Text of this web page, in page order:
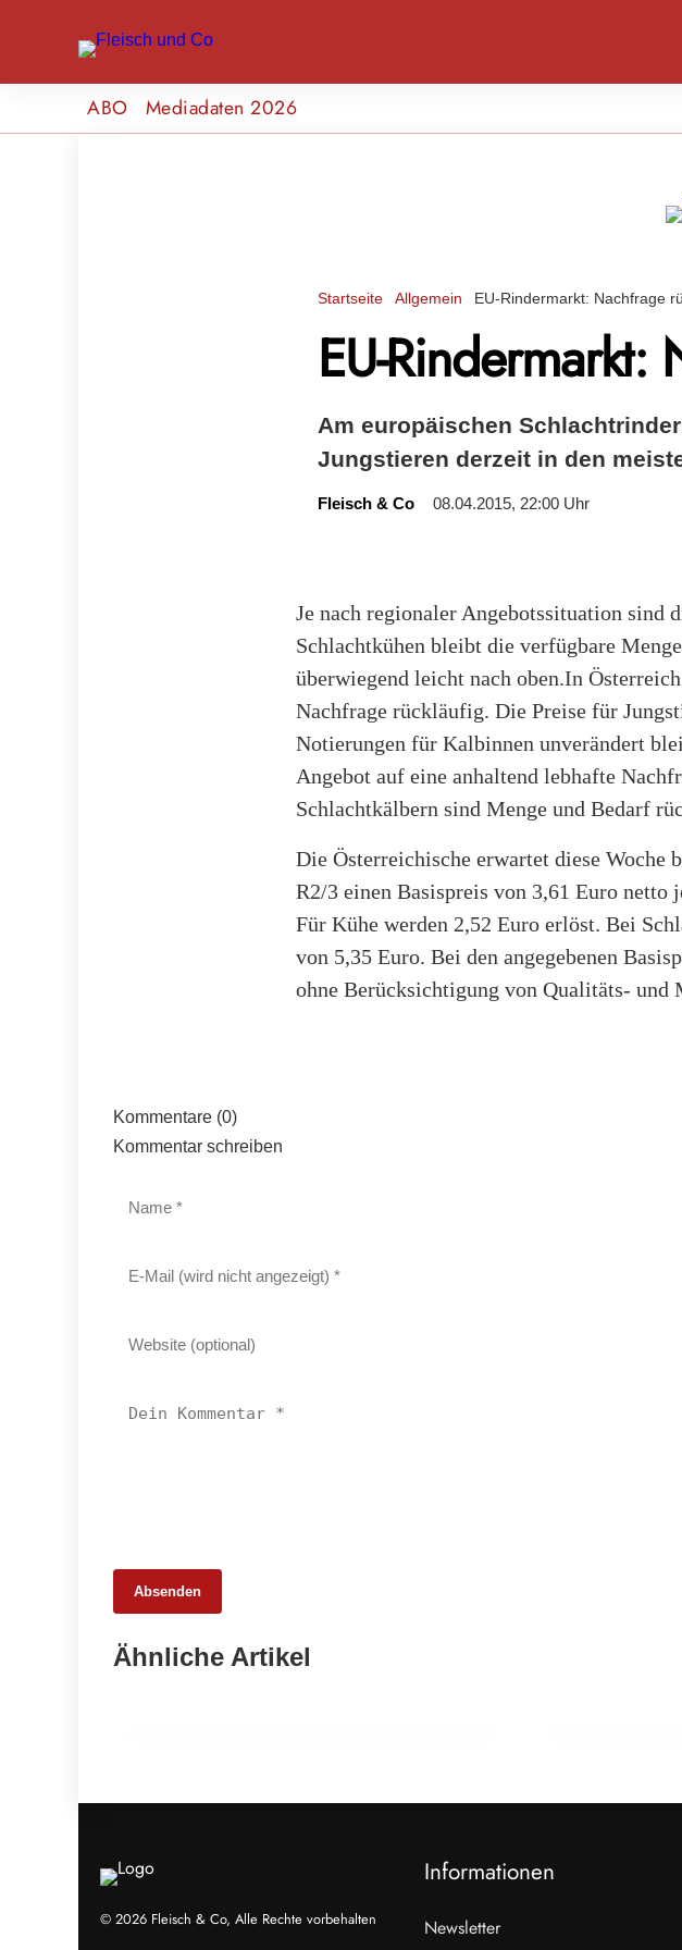
ABO Mediadaten 2026
Startseite Allgemein EU-Rindermarkt: Nachfrage
EU-
Am europäischen
Jungstieren derzeit in den
Fleisch & Co 08.04.2015, 22:00 Uhr
Je nach regionaler Angebotssituation
Schlachtkühen bleibt die verfügbare
überwiegend leicht nach oben.In
Nachfrage rückläufig. Die Preise für
Notierungen für Kalbinnen unverändert
Angebot auf eine anhaltend lebhafte
Schlachtkälbern sind Menge und Bedarf
Die Österreichische erwartet diese Woche
R2/3 einen Basispreis von 3,61 Euro
Für Kühe werden 2,52 Euro erlöst. Bei
von 5,35 Euro. Bei den angegebenen
ohne Berücksichtigung von Qualitäts- und
Kommentare (0)
Kommentar schreiben
Absenden
Ähnliche Artikel
65 Millionen Euro Umsatz in der
© 2026 Fleisch & Co, Alle Rechte vorbehalten
Informationen
Newsletter